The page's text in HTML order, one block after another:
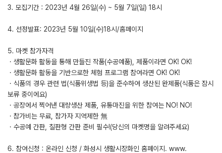
3. 모집기간 : 2023년 4월 26일(수) ~ 5월 7일(일) 18시
4. 선정발표: 2023년 5월 10일(수)18시/홈페이지
5. 마켓 참가자격
ㆍ생활문화 활동을 통해 만들진 작품(수공예품), 제품이라면 OK! OK!
ㆍ생활문화 활동을 기반으로한 체험 프로그램 참여라면 OK! OK!
ㆍ식품의 경우 관련 법(식품위생법 등)을 준수하여 생산된 완제품(식품은 잠시
보류 중이에요)
ㆍ공장에서 찍어낸 대량생산 제품, 유통마진을 위한 참여는 NO! NO!
ㆍ참가비는 무료, 참가자 지역제한 無
ㆍ수공예 간판, 칠판형 간판 준비 필수!(당신의 마켓명을 알려주세요)
6. 참여신청 : 온라인 신청 / 화성시 생활시장화인 홈페이지. www.